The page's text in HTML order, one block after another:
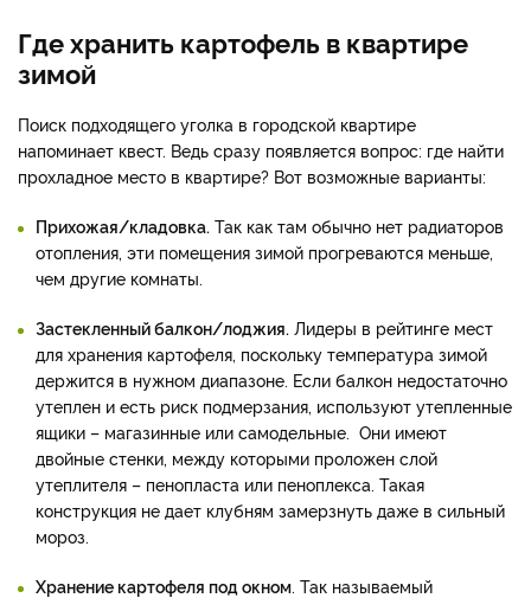
Где хранить картофель в квартире
зимой
Поиск подходящего уголка в городской квартире
напоминает квест. Ведь сразу появляется вопрос: где найти
прохладное место в квартире? Вот возможные варианты:
Прихожая/кладовка. Так как там обычно нет радиаторов
отопления, эти помещения зимой прогреваются меньше,
чем другие комнаты.
Застекленный балкон/лоджия. Лидеры в рейтинге мест
для хранения картофеля, поскольку температура зимой
держится в нужном диапазоне. Если балкон недостаточно
утеплен и есть риск подмерзания, используют утепленные
ящики – магазинные или самодельные. Они имеют
двойные стенки, между которыми проложен слой
утеплителя – пенопласта или пеноплекса. Такая
конструкция не дает клубням замерзнуть даже в сильный
мороз.
Хранение картофеля под окном . Так называемый